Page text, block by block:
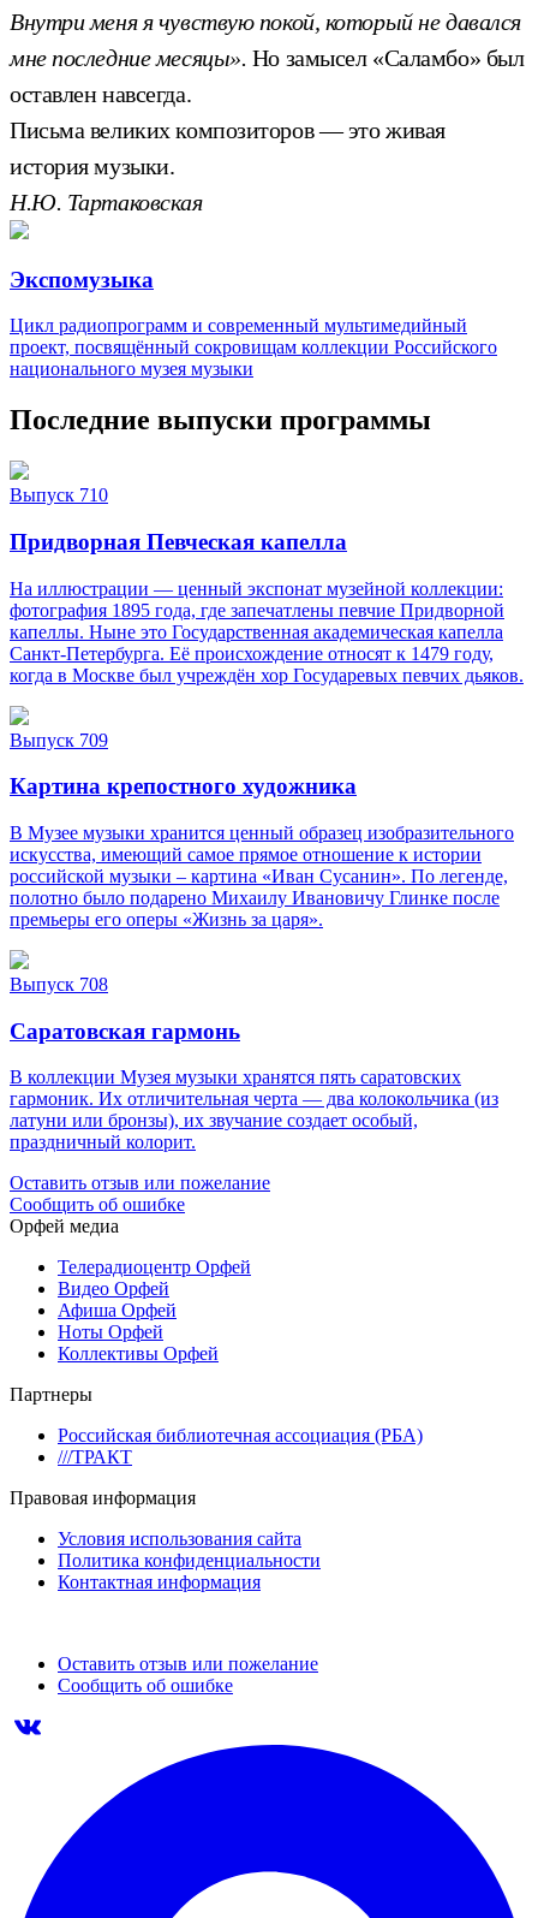
Внутри меня я чувствую покой, который не давался
мне последние месяцы». Но замысел «Саламбо» был
оставлен навсегда.
Письма великих композиторов — это живая
история музыки.
Н.Ю. Тартаковская
Экспомузыка
Цикл радиопрограмм и современный мультимедийный
проект, посвящённый сокровищам коллекции Российского
национального музея музыки
Последние выпуски программы
Выпуск 710
Придворная Певческая капелла
На иллюстрации — ценный экспонат музейной коллекции:
фотография 1895 года, где запечатлены певчие Придворной
капеллы. Ныне это Государственная академическая капелла
Санкт‑Петербурга. Её происхождение относят к 1479 году,
когда в Москве был учреждён хор Государевых певчих дьяков.
Выпуск 709
Картина крепостного художника
В Музее музыки хранится ценный образец изобразительного
искусства, имеющий самое прямое отношение к истории
российской музыки – картина «Иван Сусанин». По легенде,
полотно было подарено Михаилу Ивановичу Глинке после
премьеры его оперы «Жизнь за царя».
Выпуск 708
Саратовская гармонь
В коллекции Музея музыки хранятся пять саратовских
гармоник. Их отличительная черта — два колокольчика (из
латуни или бронзы), их звучание создает особый,
праздничный колорит.
Оставить отзыв или пожелание
Сообщить об ошибке
Орфей медиа
Телерадиоцентр Орфей
Видео Орфей
Афиша Орфей
Ноты Орфей
Коллективы Орфей
Партнеры
Российская библиотечная ассоциация (РБА)
///ТРАКТ
Правовая информация
Условия использования сайта
Политика конфиденциальности
Контактная информация
Оставить отзыв или пожелание
Сообщить об ошибке